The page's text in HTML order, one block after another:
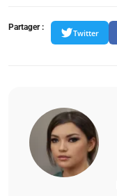
Partager :
Twitter